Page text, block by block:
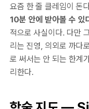
요즘 한 줄 클레임이 돈
10분 안에 받아볼 수 있
적으로 사실이다. 다만
리는 진영, 의외로 까다
로 써서는 안 되는 한계
리한다.